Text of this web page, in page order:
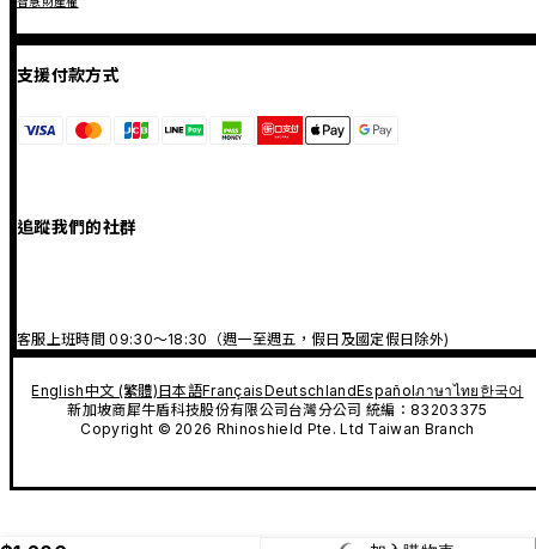
支援付款方式
追蹤我們的社群
客服上班時間 09:30～18:30（週一至週五，假日及國定假日除外)
English中文 (繁體)日本語FrançaisDeutschlandEspañolภาษาไทย 한국어
新加坡商犀牛盾科技股份有限公司台灣分公司 統編：83203375
Copyright © 2026 Rhinoshield Pte. Ltd Taiwan Branch